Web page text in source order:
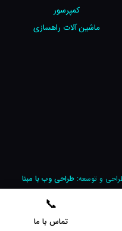
تماس با ما
کمپرسور
ماشین آلات راهسازی
و توسعه:طراحی وب با مبنا